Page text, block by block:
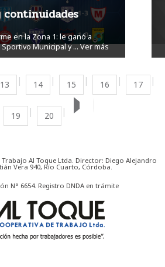
continuidades
en la Zona 1: le ganó a
Sportivo Municipal y ...Ver más
13 14 15 16 17
19 20
Al Toque Ltda. Director: Diego Alejandro
Vera 940, Río Cuarto, Córdoba.
N° 6654. Registro DNDA en trámite